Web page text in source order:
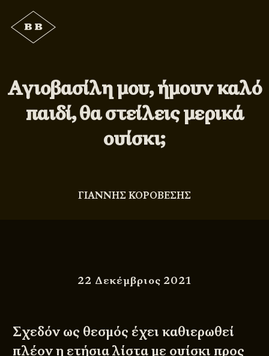
Αγιοβασίλη μου, ήμουν καλό
παιδί, θα στείλεις μερικά
ουίσκι;
ΓΙΑΝΝΗΣ ΚΟΡΟΒΕΣΗΣ
22 Δεκέμβριος 2021
Σχεδόν ως θεσμός έχει καθιερωθεί
πλέον η ετήσια λίστα με ουίσκι προς